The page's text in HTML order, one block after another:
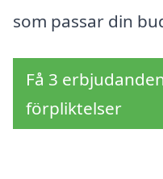
som passar din
Få 3
förpliktelser